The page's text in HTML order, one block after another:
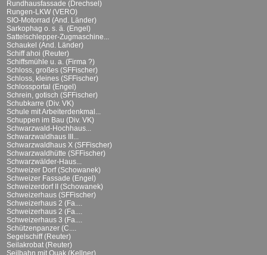
Rundhausfassade (Drechsel)
Rungen-LKW (VERO)
SIO-Motorrad (And. Länder)
Sarkophag o. s. ä. (Engel)
Sattelschlepper-Zugmaschine...
Schaukel (And. Länder)
Schiff ahoi (Reuter)
Schiffsmühle u. a. (Firma ?)
Schloss, großes (SFFischer)
Schloss, kleines (SFFischer)
Schlossportal (Engel)
Schrein, gotisch (SFFischer)
Schubkarre (Div. VK)
Schule mit Arbeiterdenkmal...
Schuppen im Bau (Div. VK)
Schwarzwald-Hochhaus...
Schwarzwaldhaus III...
Schwarzwaldhaus X (SFFischer)
Schwarzwaldhütte (SFFischer)
Schwarzwälder-Haus...
Schweizer Dorf (Schowanek)
Schweizer Fassade (Engel)
Schweizerdorf II (Schowanek)
Schweizerhaus (SFFischer)
Schweizerhaus 2 (Fa....
Schweizerhaus 2 (Fa....
Schweizerhaus 3 (Fa....
Schützenpanzer (C....
Segelschiff (Reuter)
Seilakrobat (Reuter)
Seilbahn mit Quak (Kellner)